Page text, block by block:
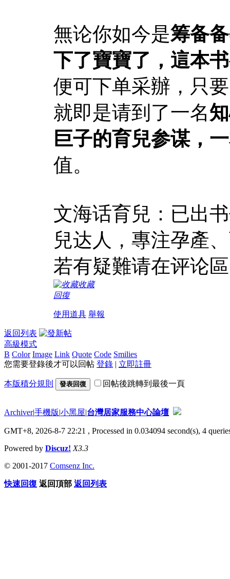
無论你如今是筹备
下了寶寶了，這本
便可下单采辦，只
就即是请到了一名
巨子的育兒参谋，
值。
文海话育兒：已出
兒达人，專注孕產
若有疑難请在评论
收藏
回復
使用道具 舉報
返回列表
高級模式
B Color Image Link Quote Code Smilies
您需要登錄後才可以回帖 登錄 | 立即註冊
本版積分規則 發表回復 回帖後跳轉到最後一頁
Archiver|手機版|小黑屋|台灣居家服務中心論壇
GMT+8, 2026-8-7 22:21 , Processed in 0.034094 second(s), 4
Powered by Discuz! X3.3
© 2001-2017 Comsenz Inc.
快速回復 返回頂部 返回列表